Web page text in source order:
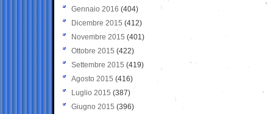
Gennaio 2016 (404)
Dicembre 2015 (412)
Novembre 2015 (401)
Ottobre 2015 (422)
Settembre 2015 (419)
Agosto 2015 (416)
Luglio 2015 (387)
Giugno 2015 (396)